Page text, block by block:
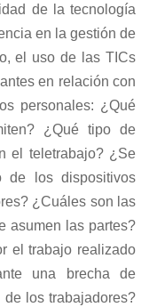
de la tecnología
en la gestión de
el uso de las TICs
en relación con
personales: ¿Qué
¿Qué tipo de
el teletrabajo? ¿Se
de los dispositivos
¿Cuáles son las
asumen las partes?
el trabajo realizado
una brecha de
los trabajadores?